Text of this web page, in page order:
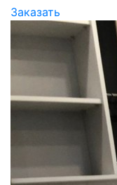
Заказать